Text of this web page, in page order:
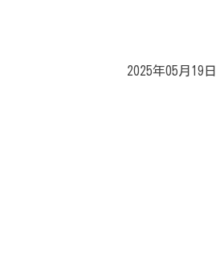
2025年05月19日